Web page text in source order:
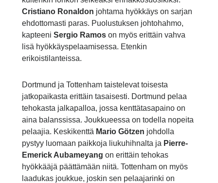
Cristiano Ronaldon johtama hyökkäys on sarjan
ehdottomasti paras. Puolustuksen johtohahmo,
kapteeni Sergio Ramoson myös erittäin vahva
lisä hyökkäyspelaamisessa. Etenkin
erikoistilanteissa.
Dortmund ja Tottenham taistelevat toisesta
jatkopaikasta erittäin tasaisesti. Dortmund pelaa
tehokasta jalkapalloa, jossa kenttätasapaino on
aina balanssissa. Joukkueessa on todella nopeita
pelaajia. Keskikenttä Mario Götzen johdolla
pystyy luomaan paikkoja liukuhihnalta ja Pierre-
Emerick Aubameyang on erittäin tehokas
hyökkääjä päättämään niitä. Tottenham on myös
laadukas joukkue, joskin sen pelaajarinki on